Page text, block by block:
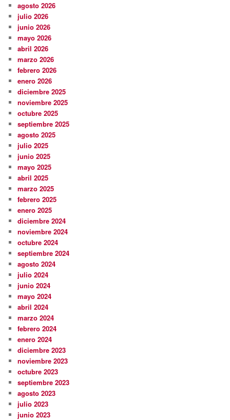
agosto 2026
julio 2026
junio 2026
mayo 2026
abril 2026
marzo 2026
febrero 2026
enero 2026
diciembre 2025
noviembre 2025
octubre 2025
septiembre 2025
agosto 2025
julio 2025
junio 2025
mayo 2025
abril 2025
marzo 2025
febrero 2025
enero 2025
diciembre 2024
noviembre 2024
octubre 2024
septiembre 2024
agosto 2024
julio 2024
junio 2024
mayo 2024
abril 2024
marzo 2024
febrero 2024
enero 2024
diciembre 2023
noviembre 2023
octubre 2023
septiembre 2023
agosto 2023
julio 2023
junio 2023